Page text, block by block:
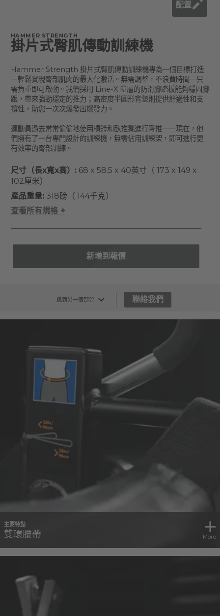
配置
HAMMER STRENGTH
掛片式臀肌傳動訓練機
Hammer Strength 掛片式臀肌傳動訓練機專為一個目標打造
－輕鬆實現臀部肌肉的最大化激活。無需調整，不浪費時間－只
需負重即可啟動。我們採用 Line-X 塗層的防滑腳踏板能夠穩固腳
跟，帶來強勁穩定的推力；高密度半圓形背墊則提供舒適性和支
撐性，助您一次次爆發出爆發力。
運動員過去常常偷偷地使用槓鈴和臥推凳進行臀推——現在，他
們擁有了一台專門設計的訓練機，無需佔用訓練架，即可進行更
有效率的臀部訓練。
尺寸（長x寬x高）:68 x 58.5 x 40英寸（ 173 x 149 x
102厘米）
產品重量:318磅（ 144千克）
查看所有規格 +
新增到報價
跳到另一個部分 聯絡我們
主要特點
雙環腰帶 More